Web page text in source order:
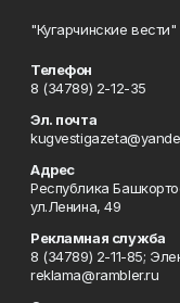
"Кугарчинские
Телефон
8 (34789) 2-12-35
Эл. почта
Адрес
Республика
ул.Ленина, 49
Рекламная служба
8 (34789) 2-11-85;
reklama@rambler.ru